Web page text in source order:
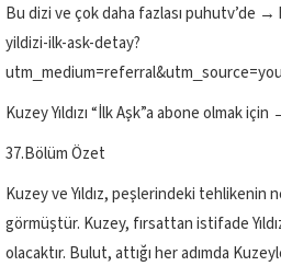
Bu dizi ve çok daha fazlası puhutv’de
yildizi-ilk-ask-detay?
Kuzey Yıldızı “İlk Aşk”a abone olmak
37.Bölüm Özet
Kuzey ve Yıldız, peşlerindeki tehlikenin
görmüştür. Kuzey, fırsattan istifade
olacaktır. Bulut, attığı her adımda